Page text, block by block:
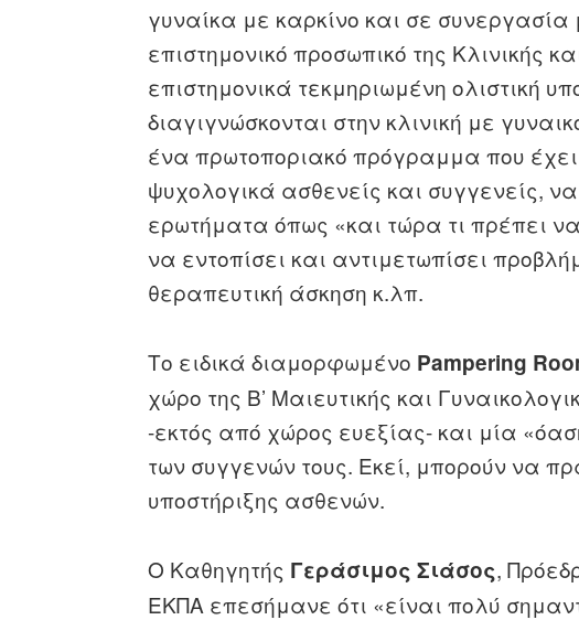
γυναίκα με καρκίνο και σε
επιστημονικό προσωπικό της Κλινικής
επιστημονικά τεκμηριωμένη ολιστική
διαγιγνώσκονται στην κλινική με
ένα πρωτοποριακό πρόγραμμα που έχει
ψυχολογικά ασθενείς και συγγενείς,
ερωτήματα όπως «και τώρα τι πρέπει
να εντοπίσει και αντιμετωπίσει
θεραπευτική άσκηση κ.λπ.
Το ειδικά διαμορφωμένο Pampering
χώρο της Β’ Μαιευτικής και
-εκτός από χώρος ευεξίας- και μία
των συγγενών τους. Εκεί, μπορούν να
υποστήριξης ασθενών.
Ο Καθηγητής Γεράσιμος Σιάσος,
ΕΚΠΑ επεσήμανε ότι «είναι πολύ